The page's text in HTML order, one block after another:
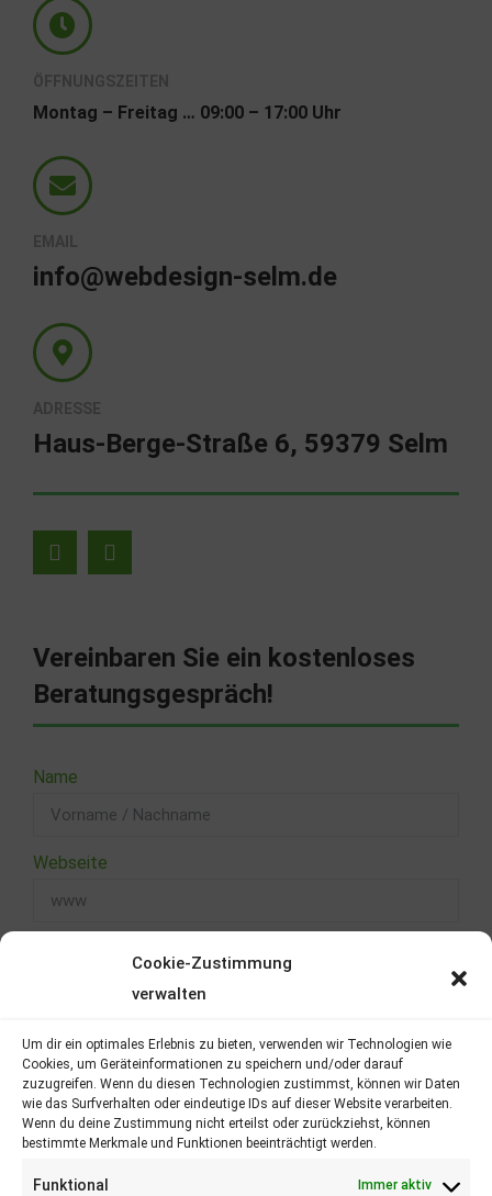
Cookie-Zustimmung
verwalten
Um dir ein optimales Erlebnis zu bieten, verwenden wir Technologien wie
Cookies, um Geräteinformationen zu speichern und/oder darauf
zuzugreifen. Wenn du diesen Technologien zustimmst, können wir Daten
wie das Surfverhalten oder eindeutige IDs auf dieser Website verarbeiten.
Wenn du deine Zustimmung nicht erteilst oder zurückziehst, können
bestimmte Merkmale und Funktionen beeinträchtigt werden.
Funktional Immer aktiv
Montag – Freitag … 09:00 – 17:00 Uhr
info@webdesign-selm.de
Haus-Berge-Straße 6, 59379 Selm
Vereinbaren Sie ein kostenloses
Beratungsgespräch!
Name
Webseite
Email
Nachricht